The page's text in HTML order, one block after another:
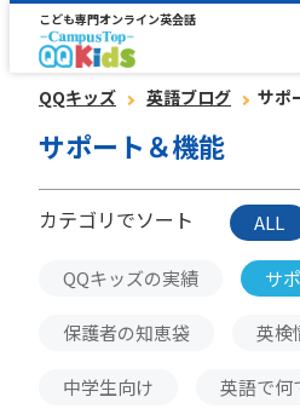
こども専門オンライン英会話
QQキッズ 英語ブログ サポ
サポート＆機能
カテゴリでソート ALL
QQキッズの実績 サ
保護者の知恵袋 英検
中学生向け 英語で何